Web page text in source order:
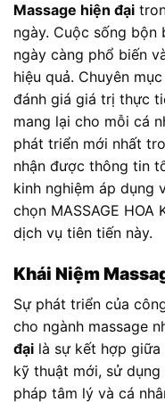
Massage hiện đại
ngày. Cuộc sống bộn
ngày càng phổ biến
hiệu quả. Chuyên
đánh giá giá trị thực
mang lại cho mỗi cá
phát triển mới nhất
nhận được thông tin
kinh nghiệm áp dụng
chọn MASSAGE HOA
dịch vụ tiên tiến này.
Khái Niệm
Sự phát triển của
cho ngành massage
đại là sự kết hợp
kỹ thuật mới, sử
pháp tâm lý và cá